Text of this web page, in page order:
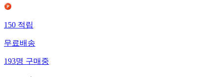
150적립
무료배송
193명구매중